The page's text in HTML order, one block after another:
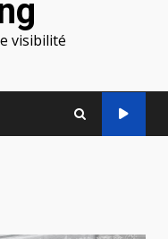
visibilité